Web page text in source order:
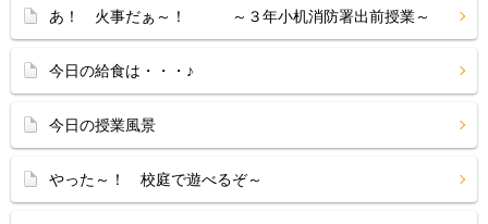
あ！ 火事だぁ～！ ～３年小机消防署出前授業～
今日の給食は・・・♪
今日の授業風景
やった～！ 校庭で遊べるぞ～